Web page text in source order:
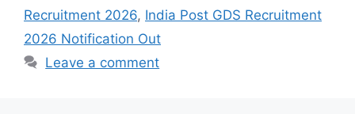
Recruitment 2026, India Post GDS Recruitment
2026 Notification Out
Leave a comment